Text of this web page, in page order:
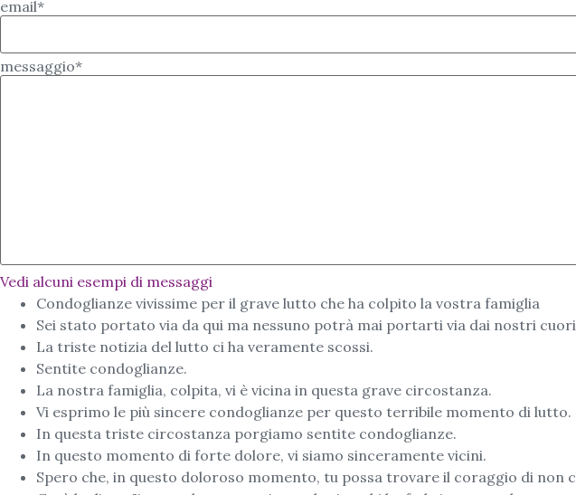
email*
messaggio*
Vedi alcuni esempi di messaggi
Condoglianze vivissime per il grave lutto che ha colpito la vostra famiglia
Sei stato portato via da qui ma nessuno potrà mai portarti via dai nostri
La triste notizia del lutto ci ha veramente scossi.
Sentite condoglianze.
La nostra famiglia, colpita, vi è vicina in questa grave circostanza.
Vi esprimo le più sincere condoglianze per questo terribile momento di lutto.
In questa triste circostanza porgiamo sentite condoglianze.
In questo momento di forte dolore, vi siamo sinceramente vicini.
Spero che, in questo doloroso momento, tu possa trovare il coraggio di